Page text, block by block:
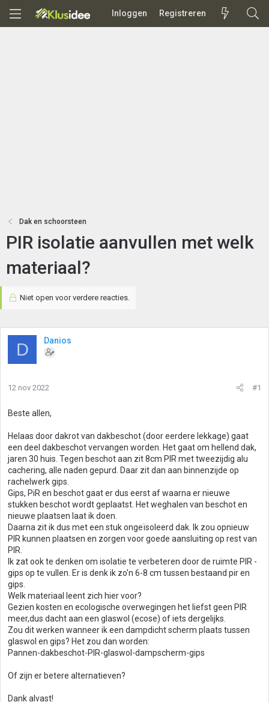
Inloggen Registreren
Dak en schoorsteen
PIR isolatie aanvullen met welk
materiaal?
Niet open voor verdere reacties.
D Danios
12 nov 2022 #1
Beste allen,
Helaas door dakrot van dakbeschot (door eerdere lekkage) gaat
een deel dakbeschot vervangen worden. Het gaat om hellend dak,
jaren 30 huis. Tegen beschot aan zit 8cm PIR met tweezijdig alu
cachering, alle naden gepurd. Daar zit dan aan binnenzijde op
rachelwerk gips.
Gips, PiR en beschot gaat er dus eerst af waarna er nieuwe
stukken beschot wordt geplaatst. Het weghalen van beschot en
nieuwe plaatsen laat ik doen.
Daarna zit ik dus met een stuk ongeïsoleerd dak. Ik zou opnieuw
PIR kunnen plaatsen en zorgen voor goede aansluiting op rest van
PIR.
Ik zat ook te denken om isolatie te verbeteren door de ruimte PIR -
gips op te vullen. Er is denk ik zo'n 6-8 cm tussen bestaand pir en
gips.
Welk materiaal leent zich hier voor?
Gezien kosten en ecologische overwegingen het liefst geen PIR
meer,dus dacht aan een glaswol (ecose) of iets dergelijks.
Zou dit werken wanneer ik een dampdicht scherm plaats tussen
glaswol en gips? Het zou dan worden:
Pannen-dakbeschot-PIR-glaswol-dampscherm-gips
Of zijn er betere alternatieven?
Dank alvast!